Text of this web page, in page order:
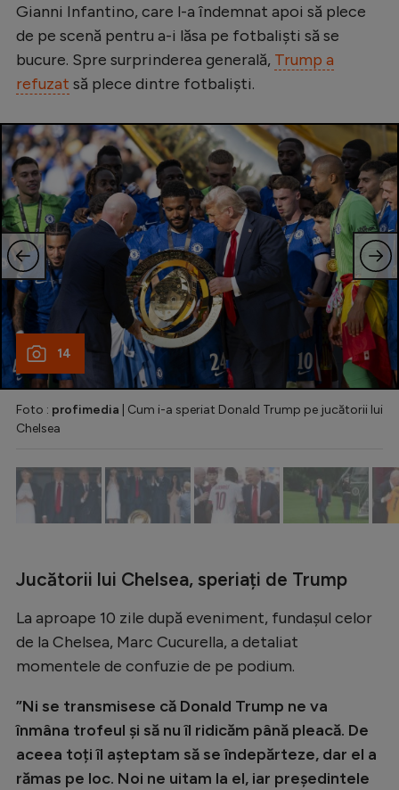
Tenis
Handbal
Natație
Formula 1
Gimnastică
Auto
Rugby
Ciclism
Alte sporturi
JO 2024
JO 2026
Creează cont
Gianni Infantino, care l-a îndemnat apoi să plece
de pe scenă pentru a-i lăsa pe fotbaliști să se
bucure. Spre surprinderea generală, Trump a
refuzat să plece dintre fotbaliști.
14
Foto : profimedia | Cum i-a speriat Donald Trump pe jucătorii lui
Chelsea
Jucătorii lui Chelsea, speriați de Trump
La aproape 10 zile după eveniment, fundașul celor
de la Chelsea, Marc Cucurella, a detaliat
momentele de confuzie de pe podium.
”Ni se transmisese că Donald Trump ne va
înmâna trofeul și să nu îl ridicăm până pleacă. De
aceea toți îl așteptam să se îndepărteze, dar el a
rămas pe loc. Noi ne uitam la el, iar președintele